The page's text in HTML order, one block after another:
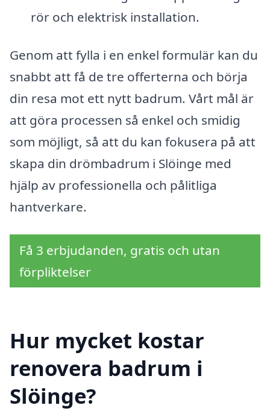
rör och elektrisk installation.
Genom att fylla i en enkel formulär kan du
snabbt att få de tre offerterna och börja
din resa mot ett nytt badrum. Vårt mål är
att göra processen så enkel och smidig
som möjligt, så att du kan fokusera på att
skapa din drömbadrum i Slöinge med
hjälp av professionella och pålitliga
hantverkare.
Få 3 erbjudanden, gratis och utan
förpliktelser
Hur mycket kostar
renovera badrum i
Slöinge?